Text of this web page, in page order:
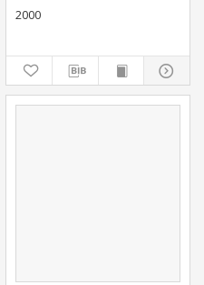
Rządowej Sprawiedliwości
2000